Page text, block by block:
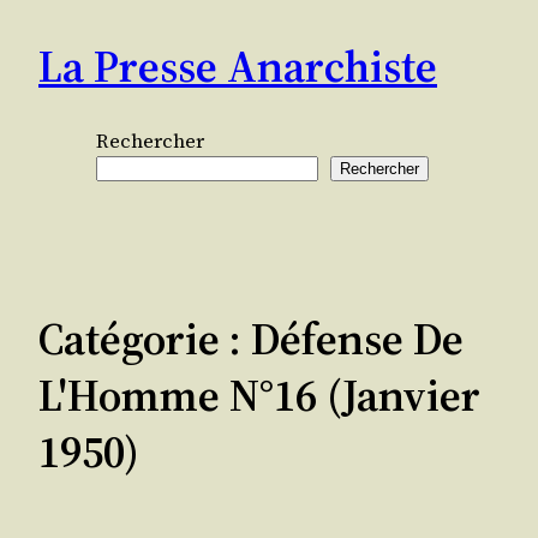
contenu
La Presse Anarchiste
Rechercher
Rechercher
Catégorie : Défense De
L'Homme N°16 (janvier
1950)